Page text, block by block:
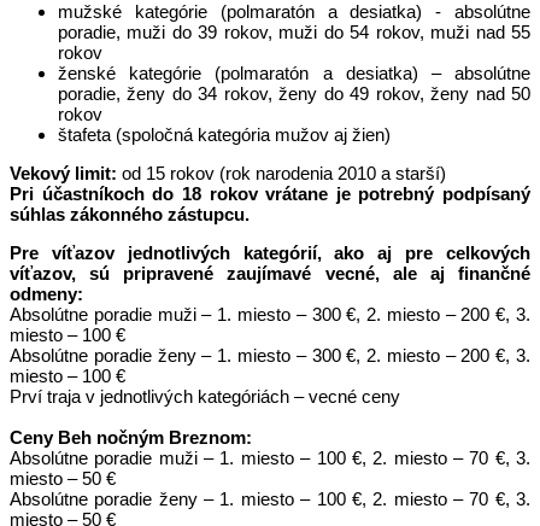
mužské kategórie (polmaratón a desiatka) - absolútne
poradie, muži do 39 rokov, muži do 54 rokov, muži nad 55
rokov
ženské kategórie (polmaratón a desiatka) – absolútne
poradie, ženy do 34 rokov, ženy do 49 rokov, ženy nad 50
rokov
štafeta (spoločná kategória mužov aj žien)
Vekový limit: od 15 rokov (rok narodenia 2010 a starší)
Pri účastníkoch do 18 rokov vrátane je potrebný podpísaný
súhlas zákonného zástupcu.
Pre víťazov jednotlivých kategórií, ako aj pre celkových
víťazov, sú pripravené zaujímavé vecné, ale aj finančné
odmeny:
Absolútne poradie muži – 1. miesto – 300 €, 2. miesto – 200 €, 3.
miesto – 100 €
Absolútne poradie ženy – 1. miesto – 300 €, 2. miesto – 200 €, 3.
miesto – 100 €
Prví traja v jednotlivých kategóriách – vecné ceny
Ceny Beh nočným Breznom:
Absolútne poradie muži – 1. miesto – 100 €, 2. miesto – 70 €, 3.
miesto – 50 €
Absolútne poradie ženy – 1. miesto – 100 €, 2. miesto – 70 €, 3.
miesto – 50 €